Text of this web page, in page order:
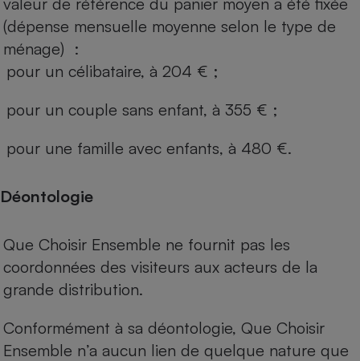
(dépense mensuelle moyenne selon le type de
ménage) :
pour un célibataire, à 204 € ;
pour un couple sans enfant, à 355 € ;
pour une famille avec enfants, à 480 €.
Déontologie
Que Choisir Ensemble ne fournit pas les
coordonnées des visiteurs aux acteurs de la
grande distribution.
Conformément à sa déontologie, Que Choisir
Ensemble n’a aucun lien de quelque nature que